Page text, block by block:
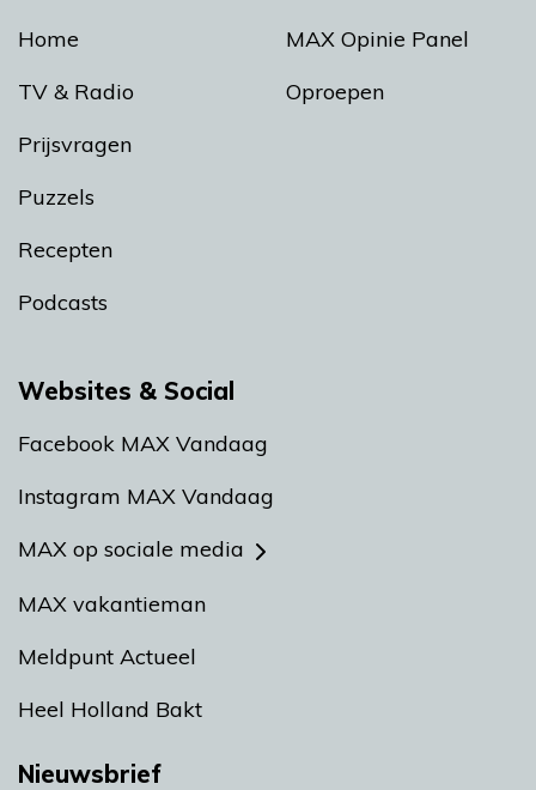
Home
TV & Radio
Prijsvragen
Puzzels
Recepten
Podcasts
MAX Opinie Panel
Oproepen
Websites & Social
Facebook MAX Vandaag
Instagram MAX Vandaag
MAX op sociale media
MAX vakantieman
Meldpunt Actueel
Heel Holland Bakt
Nieuwsbrief